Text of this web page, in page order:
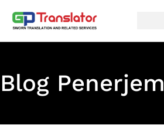
Blog